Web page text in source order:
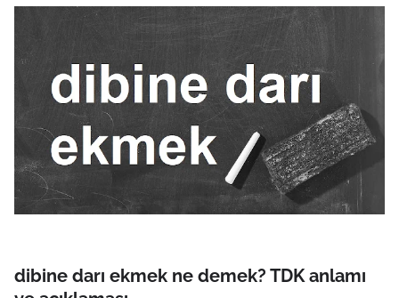
dibine darı ekmek ne demek? TDK anlamı